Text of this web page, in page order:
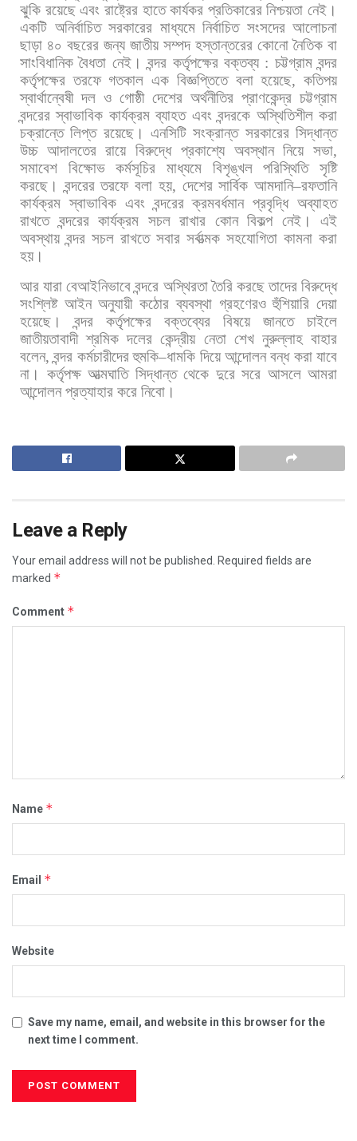
ঝুকি রয়েছে এবং রাষ্ট্রের হাতে কার্যকর প্রতিকারের নিশ্চয়তা নেই।
একটি অনির্বাচিত সরকারের মাধ্যমে নির্বাচিত সংসদের আলোচনা
ছাড়া ৪০ বছরের জন্য জাতীয় সম্পদ হস্তান্তরের কোনো নৈতিক বা
সাংবিধানিক বৈধতা নেই। বন্দর কর্তৃপক্ষের বক্তব্য: চট্টগ্রাম বন্দর
কর্তৃপক্ষের তরফে গতকাল এক বিজ্ঞপ্তিতে বলা হয়েছে,কতিপয়
স্বার্থান্বেষী দল ও গোষ্ঠী দেশের অর্থনীতির প্রাণকেন্দ্র চট্টগ্রাম
বন্দরের স্বাভাবিক কার্যক্রম ব্যাহত এবং বন্দরকে অস্থিতিশীল করা
চক্রান্তে লিপ্ত রয়েছে। এনসিটি সংক্রান্ত সরকারের সিদ্ধান্ত
উচ্চ আদালতের রায়ে বিরুদ্ধে প্রকাশ্যে অবস্থান নিয়ে সভা,
সমাবেশ
বিক্ষোভ কর্মসূচির মাধ্যমে বিশৃঙ্খল পরিস্থিতি
সৃষ্টি
করছে। বন্দরের তরফে বলা হয়, দেশের সার্বিক আমদানি–রফতানি
কার্যক্রম স্বাভাবিক এবং বন্দরের ক্রমবর্ধমান প্রবৃদ্ধি অব্যাহত
রাখতে বন্দরের কার্যক্রম সচল রাখার কোন বিকল্প নেই।
এই
অবস্থায় বন্দর সচল রাখতে সবার সর্বাত্মক সহযোগিতা কামনা করা
হয়।
আর যারা বেআইনিভাবে বন্দরে অস্থিরতা তৈরি করছে তাদের বিরুদ্ধে
সংশ্লিষ্ট আইন অনুযায়ী কঠোর ব্যবস্থা গ্রহণেরও হুঁশিয়ারি দেয়া
হয়েছে। বন্দর
কর্তৃপক্ষের বক্তব্যের বিষয়ে জানতে
চাইলে
জাতীয়তাবাদী শ্রমিক দলের কেন্দ্রীয় নেতা শেখ নুরুল্লাহ বাহার
বলেন,বন্দর কর্মচারীদের হুমকি–ধামকি দিয়ে আন্দোলন বন্ধ করা যাবে
না।
কর্তৃপক্ষ আত্মঘাতি সিদ্ধান্ত থেকে দুরে সরে আসলে আমরা
আন্দোলন প্রত্যাহার করে নিবো।
Leave a Reply
Your email address will not be published.
Required fields are
marked *
Comment *
Name *
Email *
Website
Save my name, email, and website in this browser for the
next time I comment.